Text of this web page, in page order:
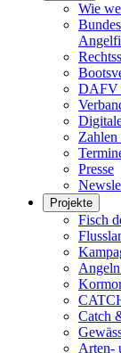
Wie
DAFV
Zahlen
Presse
Projekte
Fisch
Catch
Arten-